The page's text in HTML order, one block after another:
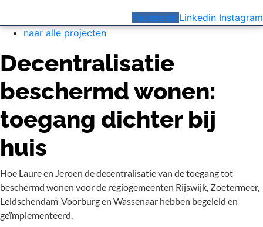
Facebook Linkedin Instagram
naar alle projecten
Decentralisatie
beschermd wonen:
toegang dichter bij
huis
Hoe Laure en Jeroen de decentralisatie van de toegang tot
beschermd wonen voor de regiogemeenten Rijswijk, Zoetermeer,
Leidschendam-Voorburg en Wassenaar hebben begeleid en
geïmplementeerd.